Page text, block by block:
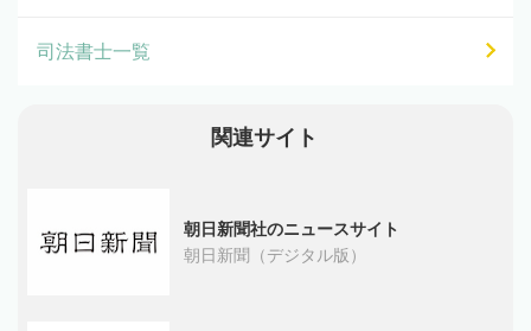
司法書士一覧
関連サイト
朝日新聞社のニュースサイト
朝日新聞（デジタル版）